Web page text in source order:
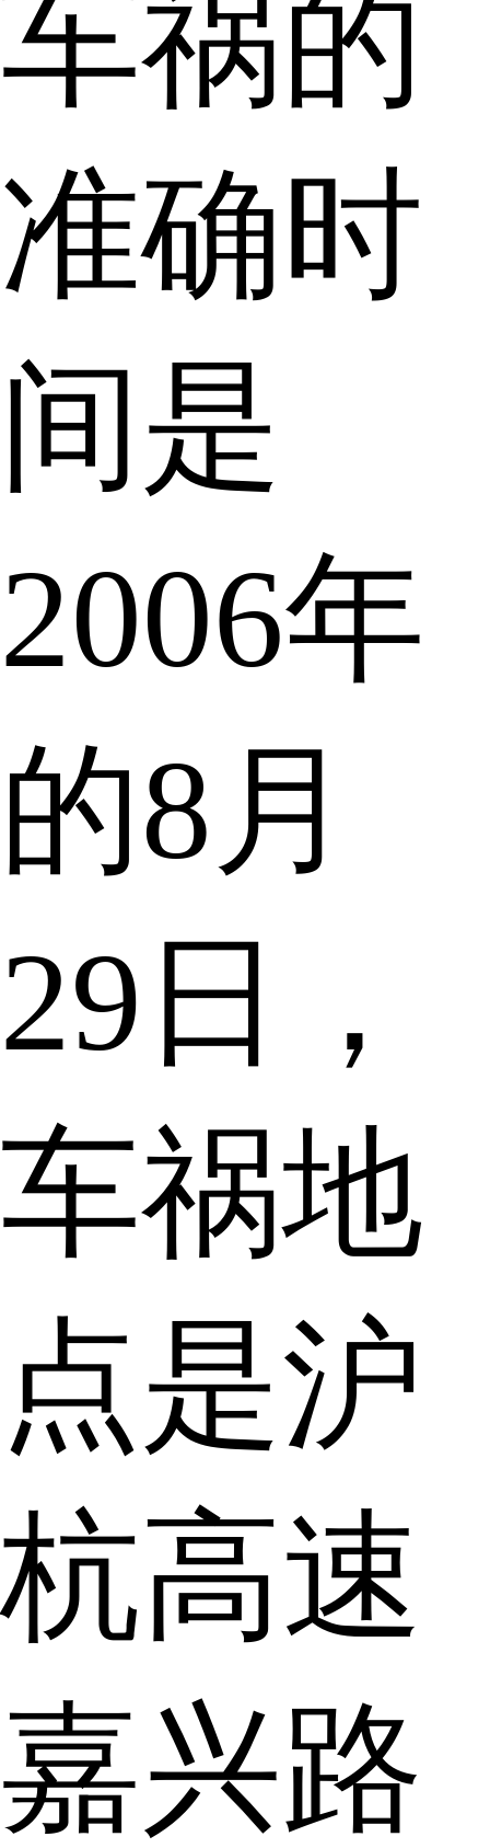
车祸的
准确时
间是
2006年
的8月
29日，
车祸地
点是沪
杭高速
嘉兴路